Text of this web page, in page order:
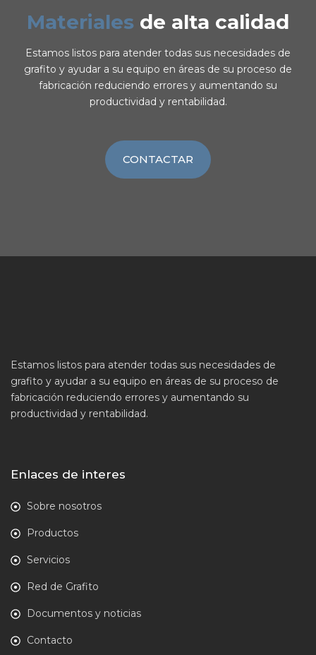
Materiales de alta calidad
Estamos listos para atender todas sus necesidades de
grafito y ayudar a su equipo en áreas de su proceso de
fabricación reduciendo errores y aumentando su
productividad y rentabilidad.
CONTACTAR
Estamos listos para atender todas sus necesidades de
grafito y ayudar a su equipo en áreas de su proceso de
fabricación reduciendo errores y aumentando su
productividad y rentabilidad.
Enlaces de interes
Sobre nosotros
Productos
Servicios
Red de Grafito
Documentos y noticias
Contacto